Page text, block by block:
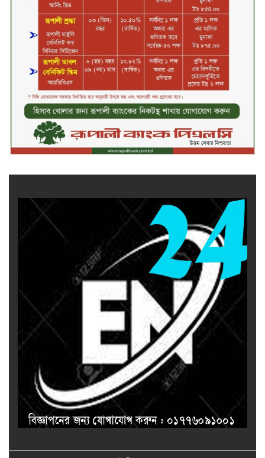
সিলেট ওসমানী বিমানবন্দরে সালাম
এয়ার চালু হচ্ছে ১লা সেপ্টেম্বর হতে